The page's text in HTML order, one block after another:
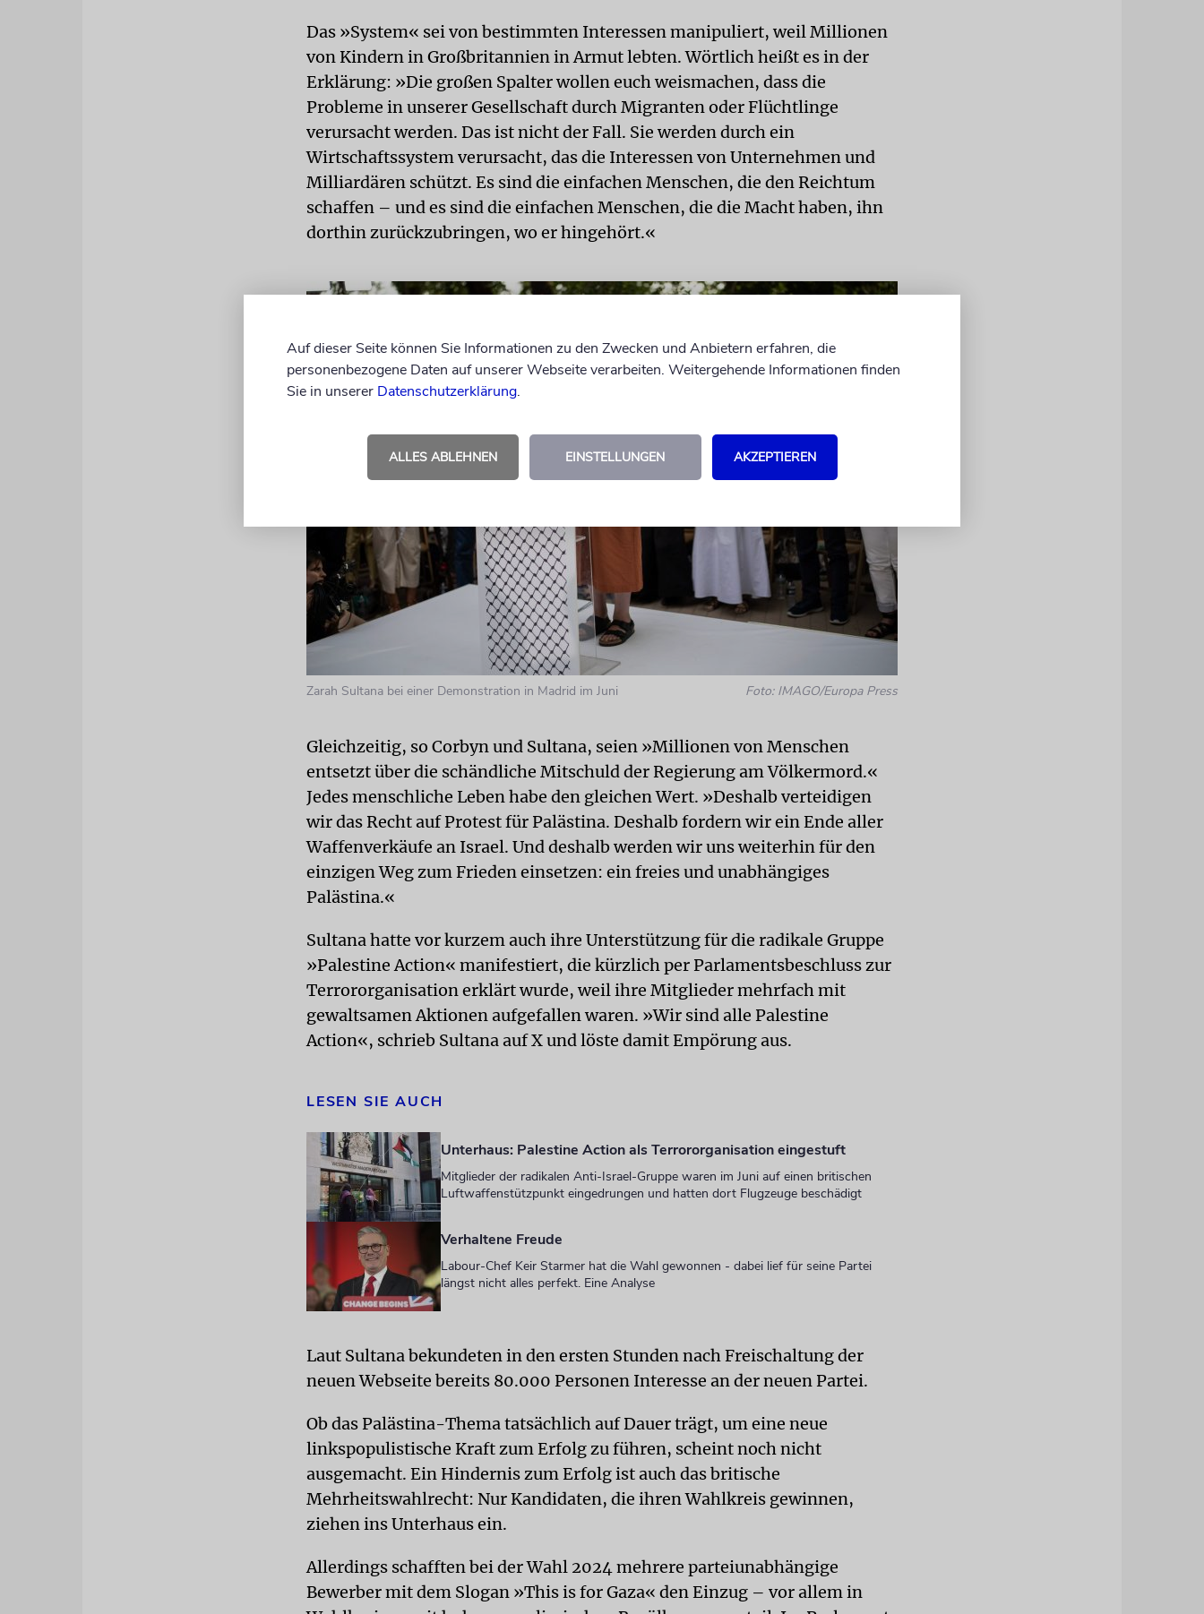
Das »System« sei von bestimmten Interessen manipuliert, weil Millionen
von Kindern in Großbritannien in Armut lebten. Wörtlich heißt es in der
Erklärung: »Die großen Spalter wollen euch weismachen, dass die
Probleme in unserer Gesellschaft durch Migranten oder Flüchtlinge
verursacht werden. Das ist nicht der Fall. Sie werden durch ein
Wirtschaftssystem verursacht, das die Interessen von Unternehmen und
Milliardären schützt. Es sind die einfachen Menschen, die den Reichtum
schaffen – und es sind die einfachen Menschen, die die Macht haben, ihn
dorthin zurückzubringen, wo er hingehört.«
Zarah Sultana bei einer Demonstration in Madrid im Juni Foto: IMAGO/Europa Press
Gleichzeitig, so Corbyn und Sultana, seien »Millionen von Menschen
entsetzt über die schändliche Mitschuld der Regierung am Völkermord.«
Jedes menschliche Leben habe den gleichen Wert. »Deshalb verteidigen
wir das Recht auf Protest für Palästina. Deshalb fordern wir ein Ende aller
Waffenverkäufe an Israel. Und deshalb werden wir uns weiterhin für den
einzigen Weg zum Frieden einsetzen: ein freies und unabhängiges
Palästina.«
Sultana hatte vor kurzem auch ihre Unterstützung für die radikale Gruppe
»Palestine Action« manifestiert, die kürzlich per Parlamentsbeschluss zur
Terrororganisation erklärt wurde, weil ihre Mitglieder mehrfach mit
gewaltsamen Aktionen aufgefallen waren. »Wir sind alle Palestine
Action«, schrieb Sultana auf X und löste damit Empörung aus.
LESEN SIE AUCH
Unterhaus: Palestine Action als Terrororganisation eingestuft
Mitglieder der radikalen Anti-Israel-Gruppe waren im Juni auf einen britischen
Luftwaffenstützpunkt eingedrungen und hatten dort Flugzeuge beschädigt
Verhaltene Freude
Labour-Chef Keir Starmer hat die Wahl gewonnen - dabei lief für seine Partei
längst nicht alles perfekt. Eine Analyse
Laut Sultana bekundeten in den ersten Stunden nach Freischaltung der
neuen Webseite bereits 80.000 Personen Interesse an der neuen Partei.
Ob das Palästina-Thema tatsächlich auf Dauer trägt, um eine neue
linkspopulistische Kraft zum Erfolg zu führen, scheint noch nicht
ausgemacht. Ein Hindernis zum Erfolg ist auch das britische
Mehrheitswahlrecht: Nur Kandidaten, die ihren Wahlkreis gewinnen,
ziehen ins Unterhaus ein.
Allerdings schafften bei der Wahl 2024 mehrere parteiunabhängige
Bewerber mit dem Slogan »This is for Gaza« den Einzug – vor allem in
Auf dieser Seite können Sie Informationen zu den Zwecken und Anbietern erfahren, die
personenbezogene Daten auf unserer Webseite verarbeiten. Weitergehende Informationen finden
Sie in unserer Datenschutzerklärung.
ALLES ABLEHNEN EINSTELLUNGEN AKZEPTIEREN